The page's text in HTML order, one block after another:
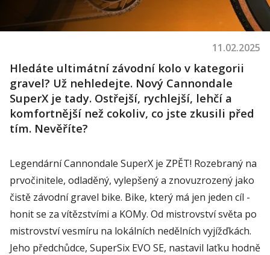
11.02.2025
Hledáte ultimátní závodní kolo v kategorii
gravel? Už nehledejte. Nový Cannondale
SuperX je tady. Ostřejší, rychlejší, lehčí a
komfortnější než cokoliv, co jste zkusili před
tím. Nevěříte?
Legendární Cannondale SuperX je ZPĚT! Rozebraný na
prvočinitele, odladěný, vylepšený a znovuzrozený jako
čistě závodní gravel bike. Bike, který má jen jeden cíl -
honit se za vítězstvími a KOMy. Od mistrovství světa po
mistrovství vesmíru na lokálních nedělních vyjížďkách.
Jeho předchůdce, SuperSix EVO SE, nastavil laťku hodně